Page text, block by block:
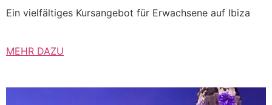
Ein vielfältiges Kursangebot für Erwachsene auf Ibiza
MEHR DAZU